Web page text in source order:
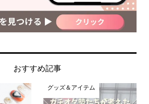
おすすめ記事
グッズ＆アイテム